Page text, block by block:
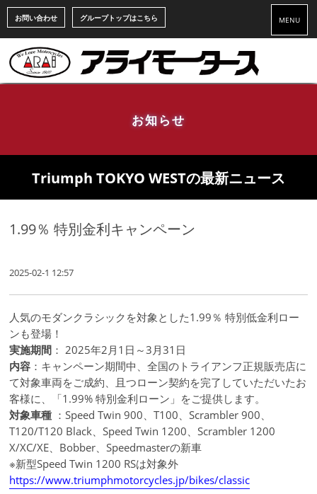
お問い合わせ グループトップはこちら MENU
お知らせ
Triumph TOKYO WESTの最新ニュース
1.99％ 特別金利キャンペーン
2025-02-1 12:57
人気のモダンクラシックを対象とした1.99％ 特別低金利ロー
ンも登場！
実施期間 ： 2025年2月1日～3月31日
内容 ：キャンペーン期間中、全国のトライアンフ正規販売店に
て対象車両をご成約、且つローン契約を完了していただいたお
客様に、「1.99% 特別金利ローン」をご提供します。
対象車種 ：Speed Twin 900、T100、Scrambler 900、
T120/T120 Black、Speed Twin 1200、Scrambler 1200
X/XC/XE、Bobber、Speedmasterの新車
※新型Speed Twin 1200 RSは対象外
https://www.triumphmotorcycles.jp/bikes/classic